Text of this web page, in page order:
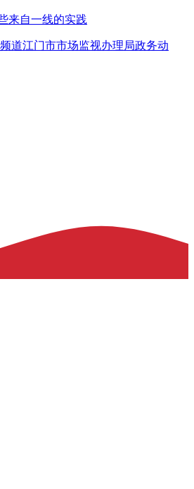
来自一线的实践
道江门市市场监视办理局政务动